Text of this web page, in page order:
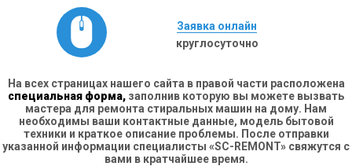
Заявка онлайн
круглосуточно
На всех страницах нашего сайта в правой части расположена
специальная форма, заполнив которую вы можете вызвать
мастера для ремонта стиральных машин на дому. Нам
необходимы ваши контактные данные, модель бытовой
техники и краткое описание проблемы. После отправки
указанной информации специалисты «SC-REMONT» свяжутся с
вами в кратчайшее время.